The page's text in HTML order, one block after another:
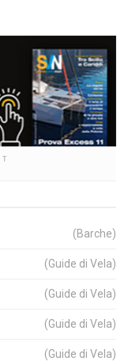
(Barche)
(Guide di Vela)
(Guide di Vela)
(Guide di Vela)
(Guide di Vela)